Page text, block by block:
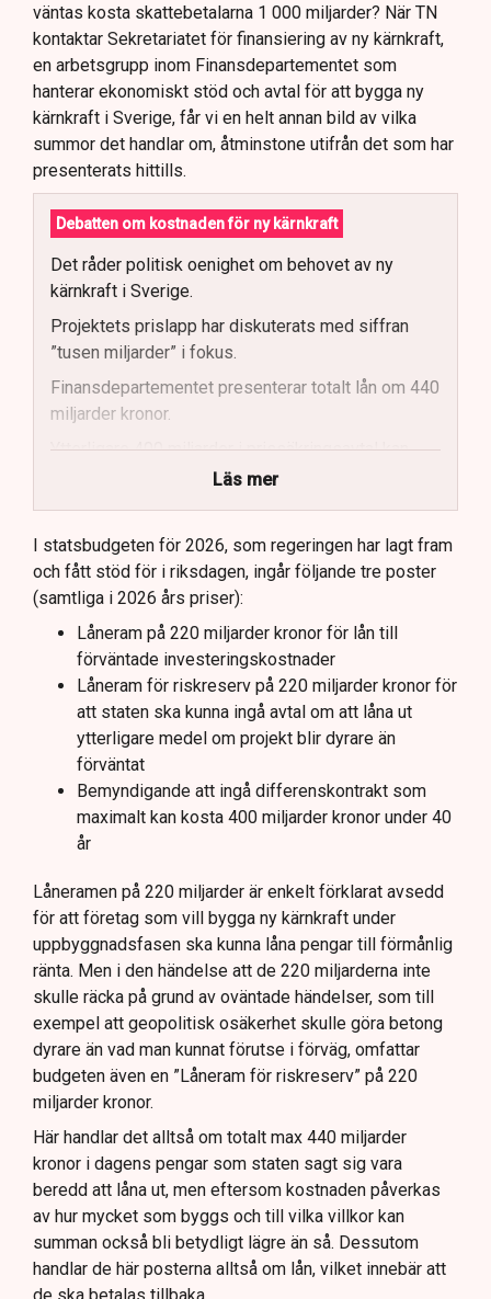
väntas kosta skattebetalarna 1 000 miljarder? När TN
kontaktar Sekretariatet för finansiering av ny kärnkraft,
en arbetsgrupp inom Finansdepartementet som
hanterar ekonomiskt stöd och avtal för att bygga ny
kärnkraft i Sverige, får vi en helt annan bild av vilka
summor det handlar om, åtminstone utifrån det som har
presenterats hittills.
Debatten om kostnaden för ny kärnkraft
Det råder politisk oenighet om behovet av ny
kärnkraft i Sverige.
Projektets prislapp har diskuterats med siffran
”tusen miljarder” i fokus.
Finansdepartementet presenterar totalt lån om 440
miljarder kronor.
Ytterligare 400 miljarder i prissäkringsavtal kan
påverka statens kostnader.
Totala uppskattade kostnader inkluderar bland
annat möjliga kostnader för slutförvar.
Regeringen och Miljöpartiet har olika syn på
investeringens nödvändighet.
Läs mer
I statsbudgeten för 2026, som regeringen har lagt fram
och fått stöd för i riksdagen, ingår följande tre poster
(samtliga i 2026 års priser):
Låneram på 220 miljarder kronor för lån till
förväntade investeringskostnader
Låneram för riskreserv på 220 miljarder kronor för
att staten ska kunna ingå avtal om att låna ut
ytterligare medel om projekt blir dyrare än
förväntat
Bemyndigande att ingå differenskontrakt som
maximalt kan kosta 400 miljarder kronor under 40
år
Låneramen på 220 miljarder är enkelt förklarat avsedd
för att företag som vill bygga ny kärnkraft under
uppbyggnadsfasen ska kunna låna pengar till förmånlig
ränta. Men i den händelse att de 220 miljarderna inte
skulle räcka på grund av oväntade händelser, som till
exempel att geopolitisk osäkerhet skulle göra betong
dyrare än vad man kunnat förutse i förväg, omfattar
budgeten även en ”Låneram för riskreserv” på 220
miljarder kronor.
Här handlar det alltså om totalt max 440 miljarder
kronor i dagens pengar som staten sagt sig vara
beredd att låna ut, men eftersom kostnaden påverkas
av hur mycket som byggs och till vilka villkor kan
summan också bli betydligt lägre än så. Dessutom
handlar de här posterna alltså om lån, vilket innebär att